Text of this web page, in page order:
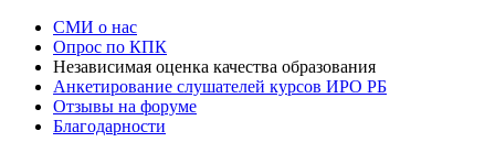
СМИ о нас
Опрос по КПК
Независимая оценка качества образования
Анкетирование слушателей курсов ИРО РБ
Отзывы на форуме
Благодарности